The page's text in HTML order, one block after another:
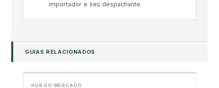
importador e seu despachante.
GUIAS RELACIONADOS
HUB DO MERCADO